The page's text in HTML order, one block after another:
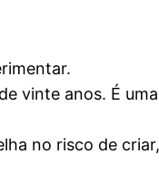
vinte anos. É
no risco de